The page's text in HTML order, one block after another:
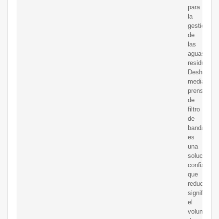
para
la
gestión
de
las
aguas
residuales.
mediante
prensa
de
filtro
de
banda
es
una
solución
confiable
que
reduce
el
volumen